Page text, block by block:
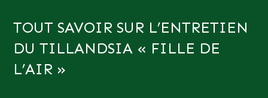
TOUT SAVOIR SUR L’ENTRETIEN
DU TILLANDSIA « FILLE DE
L’AIR »